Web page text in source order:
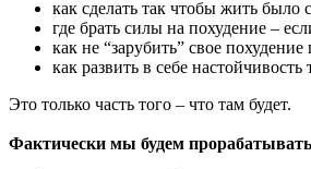
как сделать так чтобы жить было
где брать силы на похудение –
как не “зарубить” свое похудение
как развить в себе
Это только часть того – что там будет.
Фактически мы будем